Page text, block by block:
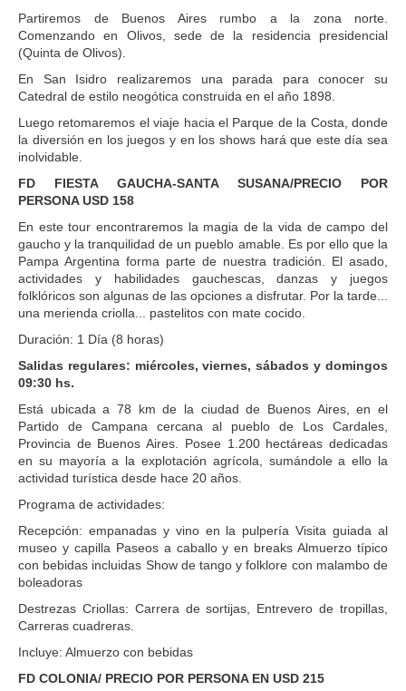
Partiremos de Buenos Aires rumbo a la zona norte.
Comenzando en Olivos, sede de la residencia presidencial
(Quinta de Olivos).
En San Isidro realizaremos una parada para conocer su
Catedral de estilo neogótica construida en el año 1898.
Luego retomaremos el viaje hacia el Parque de la Costa, donde
la diversión en los juegos y en los shows hará que este día sea
inolvidable.
FD FIESTA GAUCHA-SANTA SUSANA/PRECIO POR
PERSONA USD 158
En este tour encontraremos la magia de la vida de campo del
gaucho y la tranquilidad de un pueblo amable. Es por ello que la
Pampa Argentina forma parte de nuestra tradición. El asado,
actividades y habilidades gauchescas, danzas y juegos
folklóricos son algunas de las opciones a disfrutar. Por la tarde...
una merienda criolla... pastelitos con mate cocido.
Duración: 1 Día (8 horas)
Salidas regulares: miércoles, viernes, sábados y domingos
09:30 hs.
Está ubicada a 78 km de la ciudad de Buenos Aires, en el
Partido de Campana cercana al pueblo de Los Cardales,
Provincia de Buenos Aires. Posee 1.200 hectáreas dedicadas
en su mayoría a la explotación agrícola, sumándole a ello la
actividad turística desde hace 20 años.
Programa de actividades:
Recepción: empanadas y vino en la pulpería Visita guiada al
museo y capilla Paseos a caballo y en breaks Almuerzo típico
con bebidas incluidas Show de tango y folklore con malambo de
boleadoras
Destrezas Criollas: Carrera de sortijas, Entrevero de tropillas,
Carreras cuadreras.
Incluye: Almuerzo con bebidas
FD COLONIA/ PRECIO POR PERSONA EN USD 215